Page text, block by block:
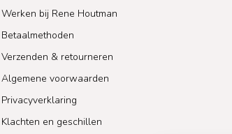
Werken bij Rene Houtman
Betaalmethoden
Verzenden & retourneren
Algemene voorwaarden
Privacyverklaring
Klachten en geschillen